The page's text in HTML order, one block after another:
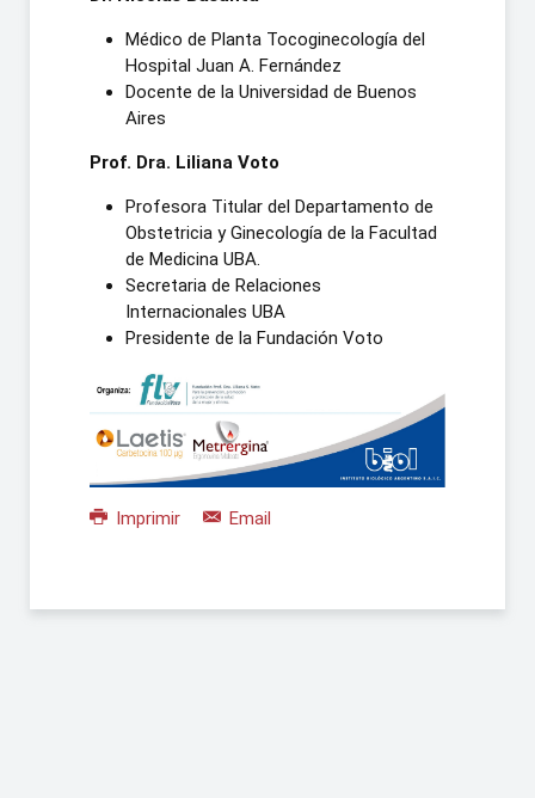
Médico de Planta Tocoginecología del
Hospital Juan A. Fernández
Docente de la Universidad de Buenos
Aires
Prof. Dra. Liliana Voto
Profesora Titular del Departamento de
Obstetricia y Ginecología de la Facultad
de Medicina UBA.
Secretaria de Relaciones
Internacionales UBA
Presidente de la Fundación Voto
Imprimir Email